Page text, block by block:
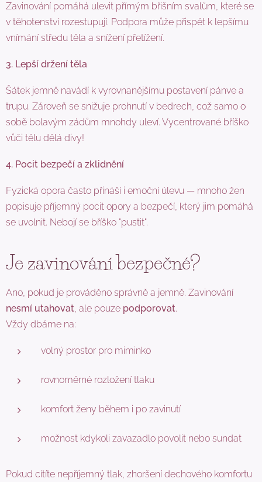
Zavinování pomáhá ulevit přímým břišním svalům, které se
v těhotenství rozestupují. Podpora může přispět k lepšímu
vnímání středu těla a snížení přetížení.
3. Lepší držení těla
Šátek jemně navádí k vyrovnanějšímu postavení pánve a
trupu. Zároveň se snižuje prohnutí v bedrech, což samo o
sobě bolavým zádům mnohdy uleví. Vycentrované bříško
vůči tělu dělá divy!
4. Pocit bezpečí a zklidnění
Fyzická opora často přináší i emoční úlevu — mnoho žen
popisuje příjemný pocit opory a bezpečí, který jim pomáhá
se uvolnit. Nebojí se bříško "pustit".
Je zavinováníbezpečné?
Ano, pokud je prováděno správně a jemně. Zavinování
nesmí utahovat, ale pouze podporovat.
Vždy dbáme na:
volný prostor pro miminko
rovnoměrné rozložení tlaku
komfort ženy během i po zavinutí
možnost kdykoli zavazadlo povolit nebo sundat
Pokud cítíte nepříjemný tlak, zhoršení dechového komfortu